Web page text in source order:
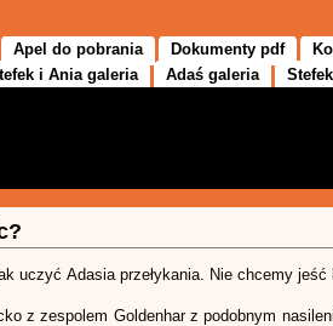
Apel do pobrania Dokumenty pdf
i Ania galeria Adaś galeria
uczyć Adasia przełykania. Nie chcemy jeść
z zespolem Goldenhar z podobnym